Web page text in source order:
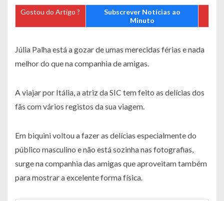
Gostou do Artigo ?
Subscrever Notícias ao
Minuto
Júlia Palha está a gozar de umas merecidas férias e nada
melhor do que na companhia de amigas.
A viajar por Itália, a atriz da SIC tem feito as delícias dos
fãs com vários registos da sua viagem.
Em biquini voltou a fazer as delícias especialmente do
público masculino e não está sozinha nas fotografias,
surge na companhia das amigas que aproveitam também
para mostrar a excelente forma física.